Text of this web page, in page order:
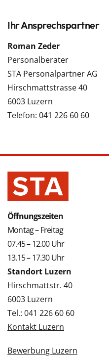
Ihr Ansprechspartner
Roman Zeder
Personalberater
STA Personalpartner AG
Hirschmattstrasse 40
6003 Luzern
Telefon: 041 226 60 60
Öffnungszeiten
Montag – Freitag
07.45 – 12.00 Uhr
13.15 – 17.30 Uhr
Standort Luzern
Hirschmattstr. 40
6003 Luzern
Tel.: 041 226 60 60
Kontakt Luzern
Bewerbung Luzern